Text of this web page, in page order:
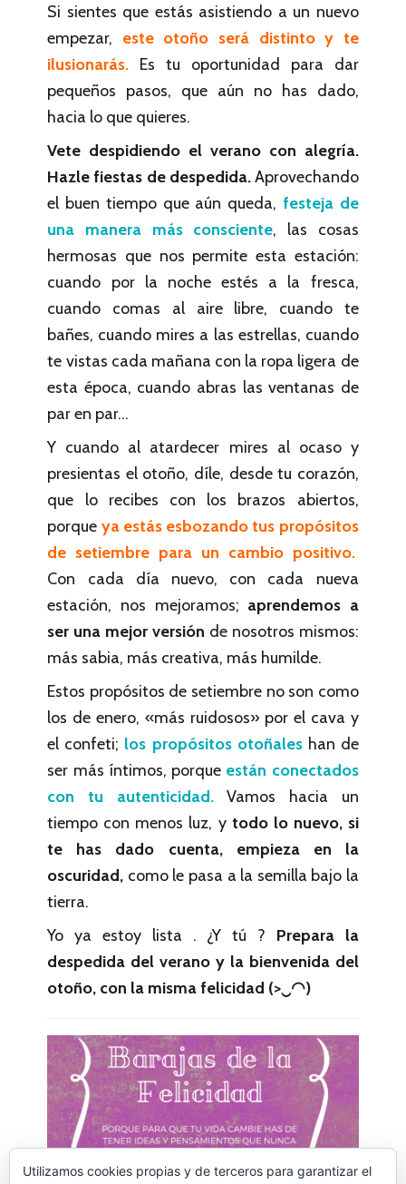
Si sientes que estás asistiendo a un nuevo
empezar, este otoño será distinto y te
ilusionarás. Es tu oportunidad para dar
pequeños pasos, que aún no has dado,
hacia lo que quieres.
Vete despidiendo el verano con alegría.
Hazle fiestas de despedida.Aprovechando
el buen tiempo que aún queda, festeja de
una manera más consciente, las cosas
hermosas que nos permite esta estación:
cuando por la noche estés a la fresca,
cuando comas al aire libre, cuando te
bañes, cuando mires a las estrellas, cuando
te vistas cada mañana con la ropa ligera de
esta época, cuando abras las ventanas de
par en par…
Y cuando al atardecer mires al ocaso y
presientas el otoño, díle, desde tu corazón,
que lo recibes con los brazos abiertos,
porque ya estás esbozando tus propósitos
de setiembre para un cambio positivo.
Con cada día nuevo, con cada nueva
estación, nos mejoramos; aprendemos a
ser una mejor versión de nosotros mismos:
más sabia, más creativa, más humilde.
Estos propósitos de setiembre no son como
los de enero, «más ruidosos» por el cava y
el confeti; los propósitos otoñaleshan de
ser más íntimos, porque están conectados
con tu autenticidad.
Vamos hacia un
tiempo con menos luz, y todo lo nuevo, si
te has dado cuenta, empieza en la
oscuridad, como le pasa a la semilla bajo la
tierra.
Yo ya estoy lista . ¿Y tú ? Prepara la
despedida del verano y la bienvenida del
otoño, con la misma felicidad (>‿◠)
Utilizamos cookies propias y de terceros para garantizar el